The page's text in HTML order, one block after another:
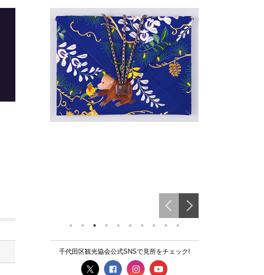
千代田区観光協会公式SNSで見所をチェック!